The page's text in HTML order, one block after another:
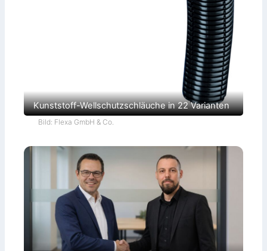
Kunststoff-Wellschutzschläuche in 22 Varianten
Bild: Flexa GmbH & Co.